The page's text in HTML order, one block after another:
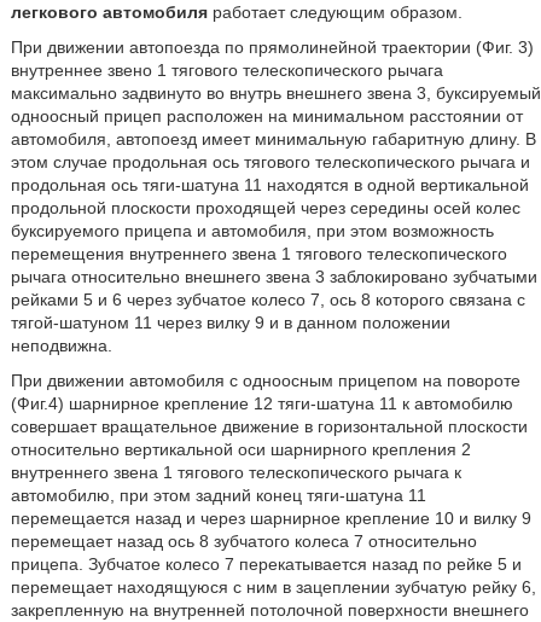
легкового автомобиляработает следующим образом.
При движении автопоезда по прямолинейной траектории (Фиг. 3)
внутреннее звено 1 тягового телескопического рычага
максимально задвинуто во внутрь внешнего звена 3, буксируемый
одноосный прицеп расположен на минимальном расстоянии от
автомобиля, автопоезд имеет минимальную габаритную длину. В
этом случае продольная ось тягового телескопического рычага и
продольная ось тяги-шатуна 11 находятся в одной вертикальной
продольной плоскости проходящей через середины осей колес
буксируемого прицепа и автомобиля, при этом возможность
перемещения внутреннего звена 1 тягового телескопического
рычага относительно внешнего звена 3 заблокировано зубчатыми
рейками 5 и 6 через зубчатое колесо 7, ось 8 которого связана с
тягой-шатуном 11 через вилку 9 и в данном положении
неподвижна.
При движении автомобиля с одноосным прицепом на повороте
(Фиг.4) шарнирное крепление 12 тяги-шатуна 11 к автомобилю
совершает вращательное движение в горизонтальной плоскости
относительно вертикальной оси шарнирного крепления 2
внутреннего звена 1 тягового телескопического рычага к
автомобилю, при этом задний конец тяги-шатуна 11
перемещается назад и через шарнирное крепление 10 и вилку 9
перемещает назад ось 8 зубчатого колеса 7 относительно
прицепа. Зубчатое колесо 7 перекатывается назад по рейке 5 и
перемещает находящуюся с ним в зацеплении зубчатую рейку 6,
закрепленную на внутренней потолочной поверхности внешнего